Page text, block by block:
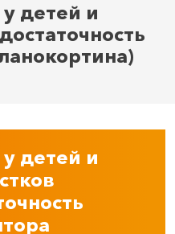
детей и
детей и